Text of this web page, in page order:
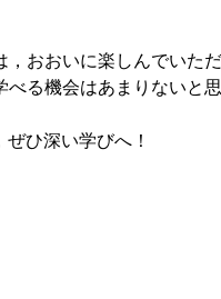
おおいに楽しんでいた
る機会はあまりないと
ひ深い学びへ！